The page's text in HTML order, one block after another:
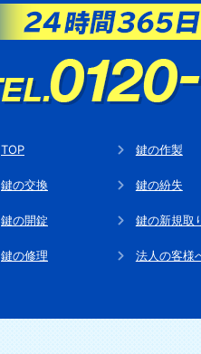
TOP
鍵の交換
鍵の開錠
鍵の修理
鍵の作製
鍵の紛失
鍵の新規取
法人の客様